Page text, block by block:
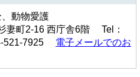
動物愛護
妻町2-16 西庁舎6階 Tel：
521-7925 電子メールでのお